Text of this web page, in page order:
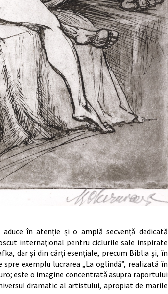
în atenție și o amplă secvență dedicată
internațional pentru ciclurile sale inspirate
dar și din cărți esențiale, precum Biblia și, în
spre exemplu lucrarea „La oglindă”, realizată în
este o imagine concentrată asupra raportului
dramatic al artistului, apropiat de marile